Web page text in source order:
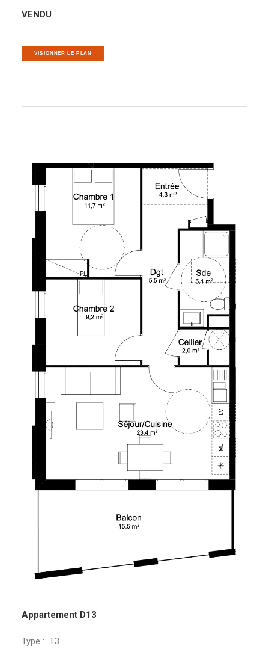
VENDU
VISIONNER LE PLAN
Appartement D13
Type : T3